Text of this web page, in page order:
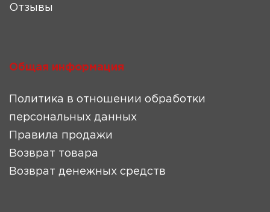
Отзывы
Общая информация
Политика в отношении обработки
персональных данных
Правила продажи
Возврат товара
Возврат денежных средств